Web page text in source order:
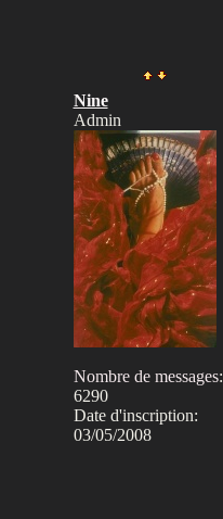
Nine
Admin
Nombre de messages:
6290
Date d'inscription:
03/05/2008